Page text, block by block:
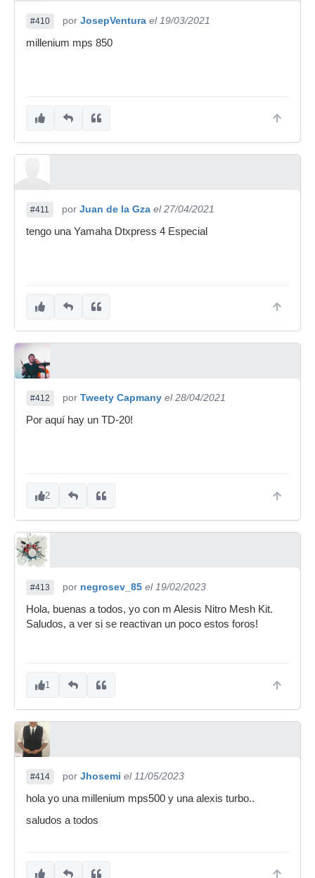
#410 por JosepVentura el 19/03/2021
millenium mps 850
#411 por Juan de la Gza el 27/04/2021
tengo una Yamaha Dtxpress 4 Especial
#412 por Tweety Capmany el 28/04/2021
Por aquí hay un TD-20!
2
#413 por negrosev_85 el 19/02/2023
Hola, buenas a todos, yo con m Alesis Nitro Mesh Kit.
Saludos, a ver si se reactivan un poco estos foros!
1
#414 por Jhosemi el 11/05/2023
hola yo una millenium mps500 y una alexis turbo..
saludos a todos